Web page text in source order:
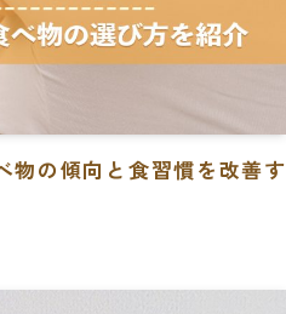
物の傾向と食習慣を改善す